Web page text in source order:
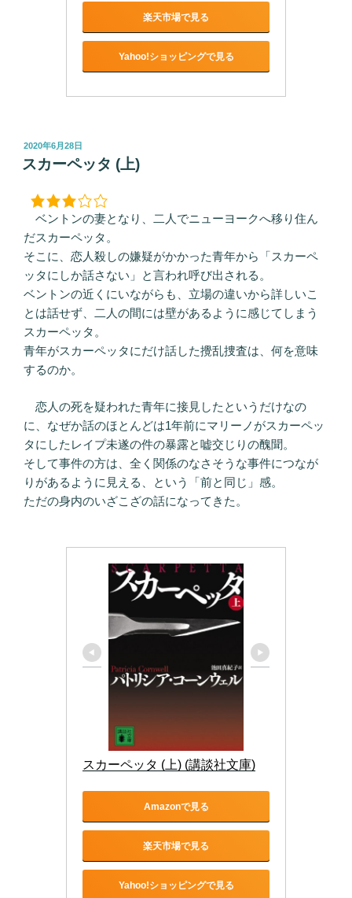
楽天市場で見る
Yahoo!ショッピングで見る
投
稿
日:
2020年6月28日
スカーペッタ (上)
ベントンの妻となり、二人でニューヨークへ移り住ん
だスカーペッタ。
そこに、恋人殺しの嫌疑がかかった青年から「スカーペ
ッタにしか話さない」と言われ呼び出される。
ベントンの近くにいながらも、立場の違いから詳しいこ
とは話せず、二人の間には壁があるように感じてしまう
スカーペッタ。
青年がスカーペッタにだけ話した攪乱捜査は、何を意味
するのか。
恋人の死を疑われた青年に接見したというだけなの
に、なぜか話のほとんどは1年前にマリーノがスカーペッ
タにしたレイプ未遂の件の暴露と嘘交じりの醜聞。
そして事件の方は、全く関係のなさそうな事件につなが
りがあるように見える、という「前と同じ」感。
ただの身内のいざこざの話になってきた。
スカーペッタ (上) (講談社文庫)
Amazonで見る
楽天市場で見る
Yahoo!ショッピングで見る